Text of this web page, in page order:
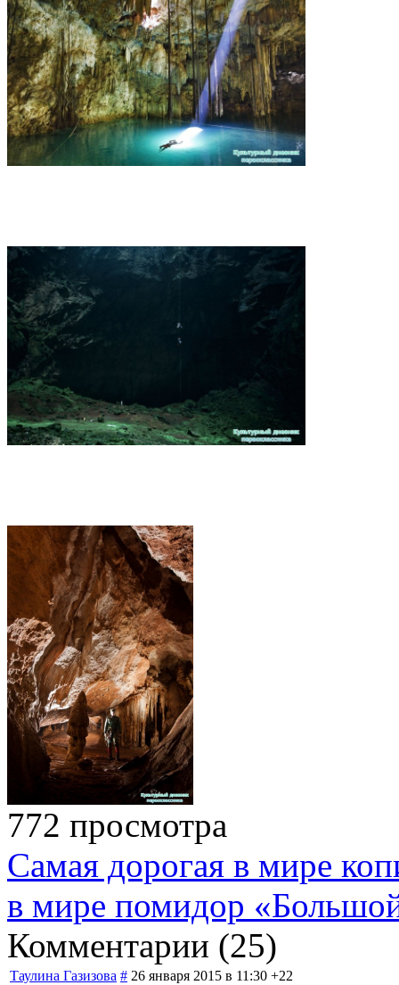
772 просмотра
Самая дорогая в мире
в мире помидор
Комментарии (25)
Таулина Газизова # 26 января 2015 в 11:30 +22